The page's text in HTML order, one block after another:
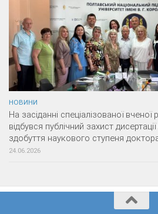
НОВИНИ
На засіданні спеціалізованої
відбувся публічний захист
здобуття наукового ступеня
24.06.2026